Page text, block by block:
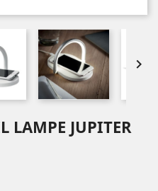

LAMPE JUPITER